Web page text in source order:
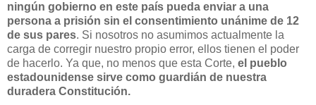
ningún gobierno en este país pueda enviar a una
persona a prisión sin el consentimiento unánime de 12
de sus pares. Si nosotros no asumimos actualmente la
carga de corregir nuestro propio error, ellos tienen el poder
de hacerlo. Ya que, no menos que esta Corte, el pueblo
estadounidense sirve como guardián de nuestra
duradera Constitución.